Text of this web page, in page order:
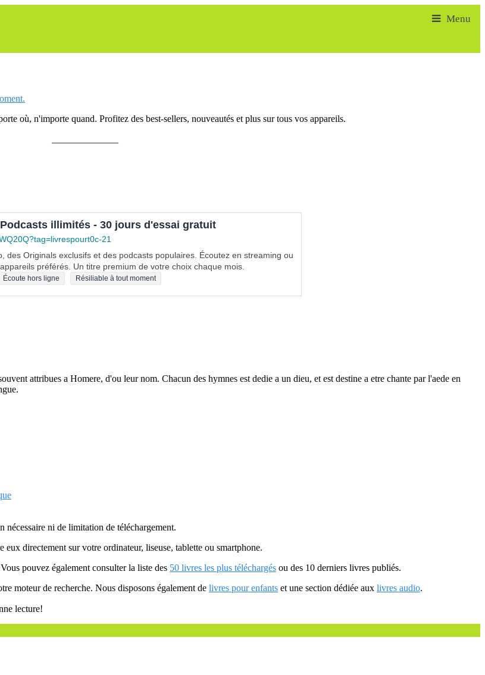
où, n'importe quand. Profitez des best-sellers, nouveautés et plus sur tous vos appareils.
illimités - 30 jours d'essai gratuit
21
des Originals exclusifs et des podcasts populaires. Écoutez en streaming ou
préférés. Un titre premium de votre choix chaque mois.
Écoute hors ligne Résiliable à tout moment
attribues a Homere, d'ou leur nom. Chacun des hymnes est dedie a un dieu, et est destine a etre chante par l'aede en
ni de limitation de téléchargement.
directement sur votre ordinateur, liseuse, tablette ou smartphone.
pouvez également consulter la liste des 50 livres les plus téléchargés ou des 10 derniers livres publiés.
moteur de recherche. Nous disposons également de livres pour enfants et une section dédiée aux livres audio.
lecture!